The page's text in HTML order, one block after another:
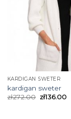
KARDIGAN SWETER
kardigan sweter
zł272.00 zł136.00